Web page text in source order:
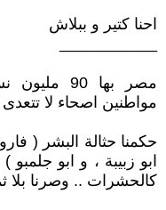
احنا كتير و ببلاش
مصر بها
مواطنين اصحاء لا تتعدى 15 مليون ..
حكمنا حثالة البشر (
ابو زبيبة ، و ابو جلمبو )
كالحشرات .. وصرنا بلا